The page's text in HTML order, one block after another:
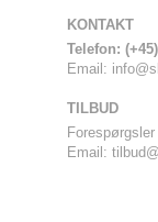
KONTAKT
Telefon:
Email:
TILBUD
Email: